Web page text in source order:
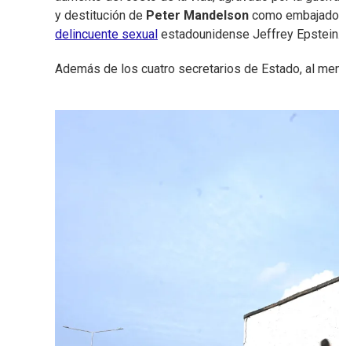
y destitución de Peter Mandelson como
delincuente sexual estadounidense Jeffrey Epstein.
Además de los cuatro secretarios de Estado, al